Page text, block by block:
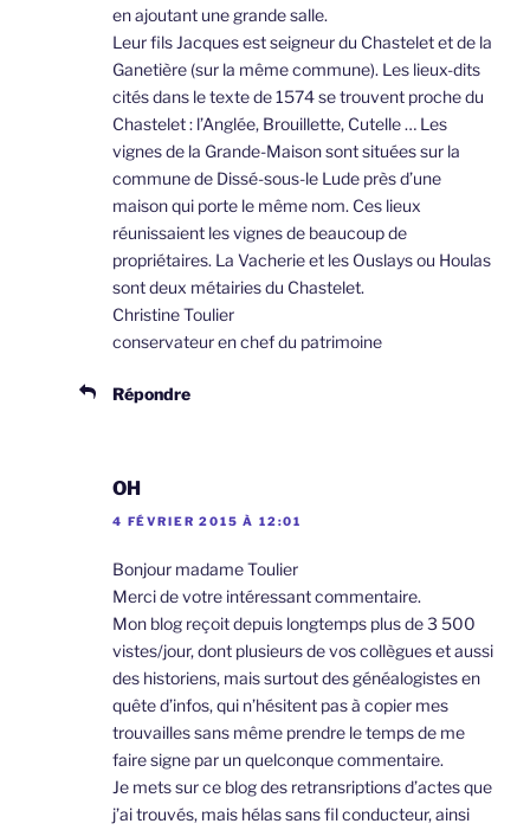
en ajoutant une grande salle.
Leur fils Jacques est seigneur du Chastelet et de la
Ganetière (sur la même commune). Les lieux-dits
cités dans le texte de 1574 se trouvent proche du
Chastelet : l’Anglée, Brouillette, Cutelle … Les
vignes de la Grande-Maison sont situées sur la
commune de Dissé-sous-le Lude près d’une
maison qui porte le même nom. Ces lieux
réunissaient les vignes de beaucoup de
propriétaires. La Vacherie et les Ouslays ou Houlas
sont deux métairies du Chastelet.
Christine Toulier
conservateur en chef du patrimoine
Répondre
OH
4 FÉVRIER 2015 À 12:01
Bonjour madame Toulier
Merci de votre intéressant commentaire.
Mon blog reçoit depuis longtemps plus de 3 500
vistes/jour, dont plusieurs de vos collègues et aussi
des historiens, mais surtout des généalogistes en
quête d’infos, qui n’hésitent pas à copier mes
trouvailles sans même prendre le temps de me
faire signe par un quelconque commentaire.
Je mets sur ce blog des retransriptions d’actes que
j’ai trouvés, mais hélas sans fil conducteur, ainsi